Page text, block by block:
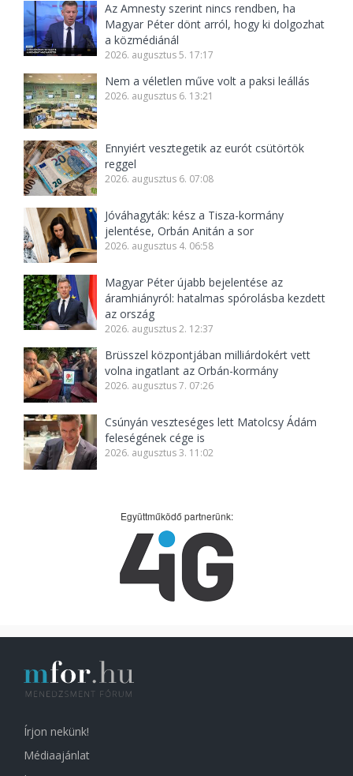
Az Amnesty szerint nincs rendben, ha
Magyar Péter dönt arról, hogy ki dolgozhat
a közmédiánál
2026. augusztus 5. 17:17
Nem a véletlen műve volt a paksi leállás
2026. augusztus 6. 13:21
Ennyiért vesztegetik az eurót csütörtök
reggel
2026. augusztus 6. 07:08
Jóváhagyták: kész a Tisza-kormány
jelentése, Orbán Anitán a sor
2026. augusztus 4. 06:58
Magyar Péter újabb bejelentése az
áramhiányról: hatalmas spórolásba kezdett
az ország
2026. augusztus 2. 12:37
Brüsszel központjában milliárdokért vett
volna ingatlant az Orbán-kormány
2026. augusztus 7. 07:26
Csúnyán veszteséges lett Matolcsy Ádám
feleségének cége is
2026. augusztus 3. 11:02
Együttműködő partnerünk:
Írjon nekünk!
Médiaajánlat